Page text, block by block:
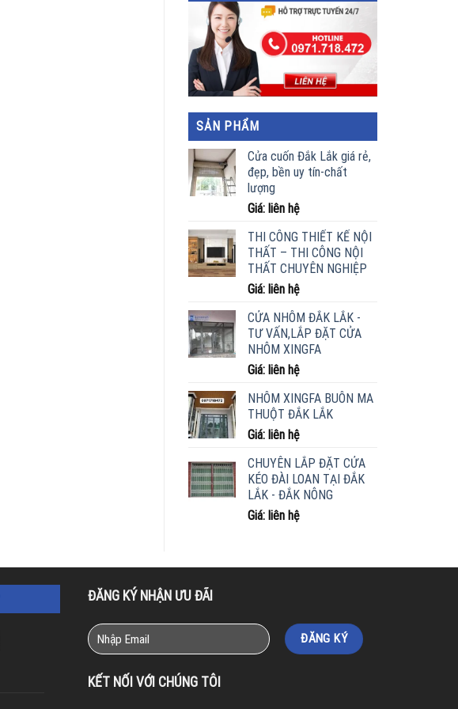
SẢN PHẨM
Cửa cuốn Đắk Lắk giá rẻ,
đẹp, bền uy tín-chất
lượng
Giá: liên hệ
THI CÔNG THIẾT KẾ NỘI
THẤT – THI CÔNG NỘI
THẤT CHUYÊN NGHIỆP
Giá: liên hệ
CỬA NHÔM ĐẮK LẮK -
TƯ VẤN,LẮP ĐẶT CỬA
NHÔM XINGFA
Giá: liên hệ
NHÔM XINGFA BUÔN MA
THUỘT ĐẮK LẮK
Giá: liên hệ
CHUYÊN LẮP ĐẶT CỬA
KÉO ĐÀI LOAN TẠI ĐẮK
LẮK - ĐẮK NÔNG
Giá: liên hệ
ĐĂNG KÝ NHẬN ƯU ĐÃI
KẾT NỐI VỚI CHÚNG TÔI